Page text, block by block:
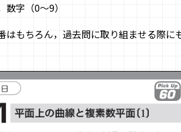
字（0～9）
もちろん，過去問に取り組ませる際に